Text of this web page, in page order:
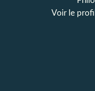
Voir le